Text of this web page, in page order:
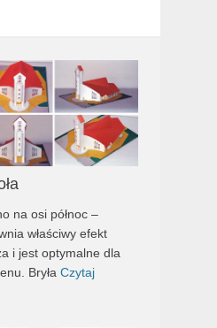
na osi północ –
właściwy efekt
i jest optymalne dla
Bryła Czytaj